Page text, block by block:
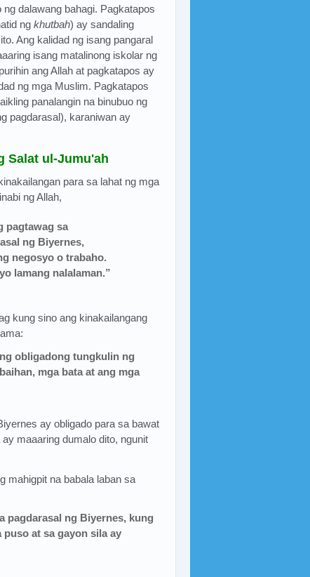
dalawang bahagi. Pagkatapos
ng khutbah) ay sandaling
Ang kalidad ng isang pangaral
isang matalinong iskolar ng
ang Allah at pagkatapos ay
ng mga Muslim. Pagkatapos
panalangin na binubuo ng
pagdarasal), karaniwan ay
Salat ul-Jumu'ah
para sa lahat ng mga
ng Allah,
pagtawag sa
ng Biyernes,
negosyo o trabaho.
lamang nalalaman.”
kung sino ang kinakailangang
obligadong tungkulin ng
mga bata at ang mga
ay obligado para sa bawat
maaaring dumalo dito, ngunit
mahigpit na babala laban sa
pagdarasal ng Biyernes, kung
at sa gayon sila ay